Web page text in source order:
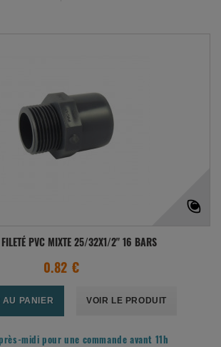
FILETÉ PVC MIXTE 25/32X1/2" 16 BARS
0.82 €
PANIER VOIR LE PRODUIT
midi pour une commande avant 11h